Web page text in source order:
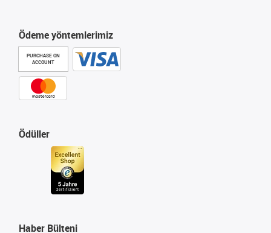
Ödeme yöntemlerimiz
PURCHASE ON
ACCOUNT
Ödüller
Haber Bülteni